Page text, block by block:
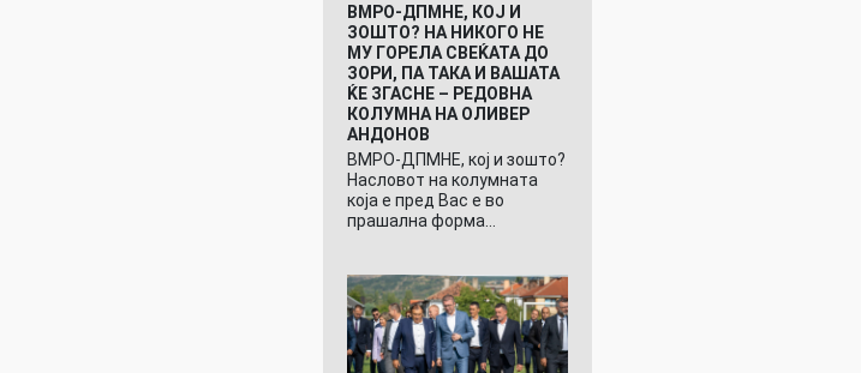
ВМРО-ДПМНЕ, КОЈ И
ЗОШТО? НА НИКОГО НЕ
МУ ГОРЕЛА СВЕЌАТА ДО
ЗОРИ, ПА ТАКА И ВАШАТА
ЌЕ ЗГАСНЕ – РЕДОВНА
КОЛУМНА НА ОЛИВЕР
АНДОНОВ
ВМРО-ДПМНЕ, кој и зошто?
Насловот на колумната
која е пред Вас е во
прашална форма…